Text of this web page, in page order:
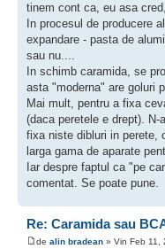
tinem cont ca, eu asa
In procesul de producere
expandare - pasta de
sau nu....
In schimb caramida, se
asta "moderna" are goluri
Mai mult, pentru a fixa
(daca peretele e drept).
fixa niste dibluri in perete,
larga gama de aparate
Iar despre faptul ca "pe
comentat. Se poate pune.
Re: Caramida sau
de alin bradean » Vin Feb 11,